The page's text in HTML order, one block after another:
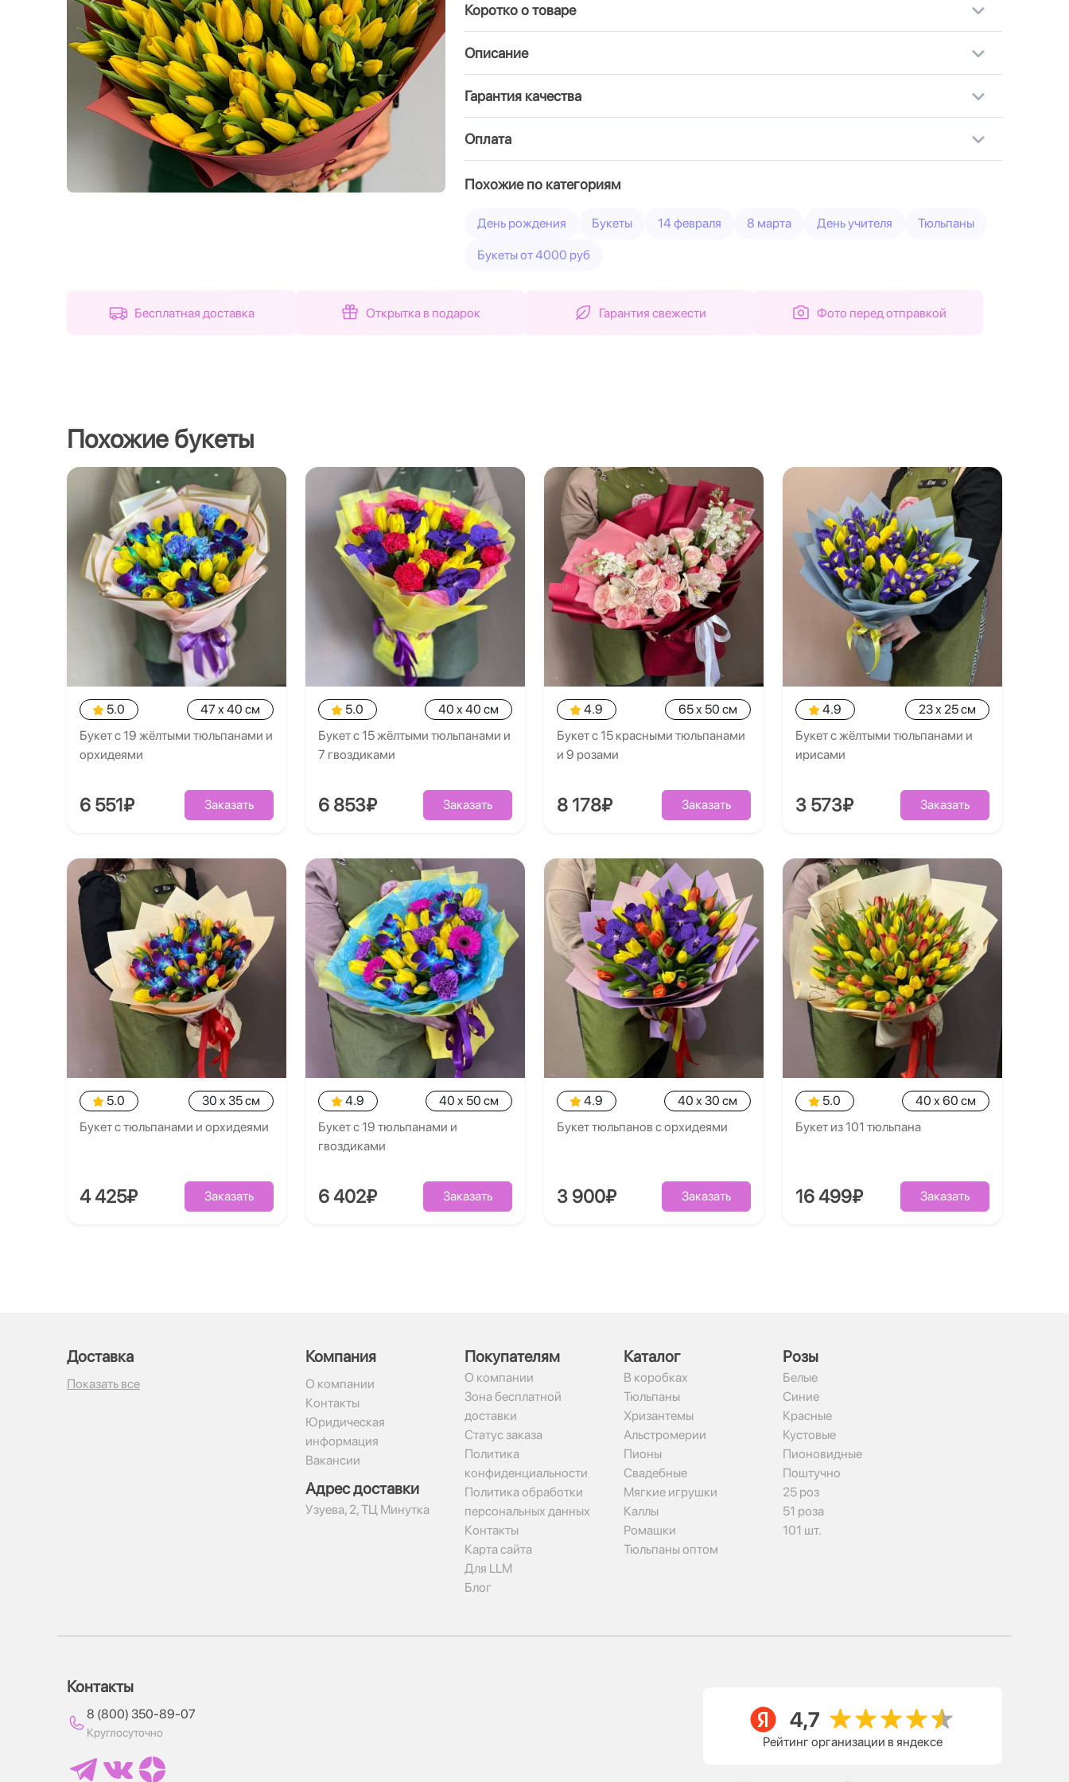
Назад Вперед Коротко о товаре
Описание
Гарантия качества
Оплата
Похожие по категориям
День рождения Букеты 14 февраля 8 марта День учителя Тюльпаны
Букеты от 4000 руб
Бесплатная доставка Открытка в подарок Гарантия свежести Фото перед отправкой
Похожие букеты
5.0
47 x 40 см
Букет с 19 жёлтыми тюльпанами и
орхидеями
6 551₽ Заказать
5.0
40 x 40 см
Букет с 15 жёлтыми тюльпанами и
7 гвоздиками
6 853₽ Заказать
4.9
65 x 50 см
Букет с 15 красными тюльпанами
и 9 розами
8 178₽ Заказать
4.9
23 x 25 см
Букет с жёлтыми тюльпанами и
ирисами
3 573₽ Заказать
5.0
30 x 35 см
Букет с тюльпанами и орхидеями
4 425₽ Заказать
4.9
40 x 50 см
Букет с 19 тюльпанами и
гвоздиками
6 402₽ Заказать
4.9
40 x 30 см
Букет тюльпанов с орхидеями
3 900₽ Заказать
5.0
40 x 60 см
Букет из 101 тюльпана
16 499₽ Заказать
Доставка
Показать все
Компания
О компании
Контакты
Юридическая
информация
Вакансии
Адрес доставки
​Узуева, 2, ТЦ Минутка
Покупателям
О компании
Зона бесплатной
доставки
Статус заказа
Политика
конфиденциальности
Политика обработки
персональных данных
Контакты
Карта сайта
Для LLM
Блог
Каталог
В коробках
Тюльпаны
Хризантемы
Альстромерии
Пионы
Свадебные
Мягкие игрушки
Каллы
Ромашки
Тюльпаны оптом
Рoзы
Белые
Синие
Красные
Кустовые
Пионовидные
Поштучно
25 роз
51 роза
101 шт.
Контакты
8 (800) 350-89-07
Круглосуточно
Рейтинг организации в яндексе